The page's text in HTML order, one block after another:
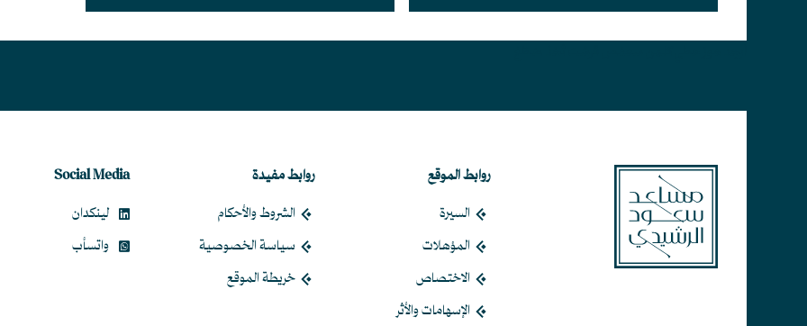
روابط الموقع
السيرة
المؤهلات
الاختصاص
الإسهامات والأثر
روابط مفيدة
الشروط والأحكام
سياسة الخصوصية
خريطة الموقع
Social Media
لينكدان
واتسأب